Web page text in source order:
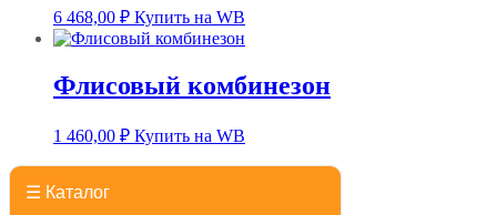
6 468,00 ₽ Купить на WB
Флисовый комбинезон
1 460,00 ₽ Купить на WB
☰ Каталог